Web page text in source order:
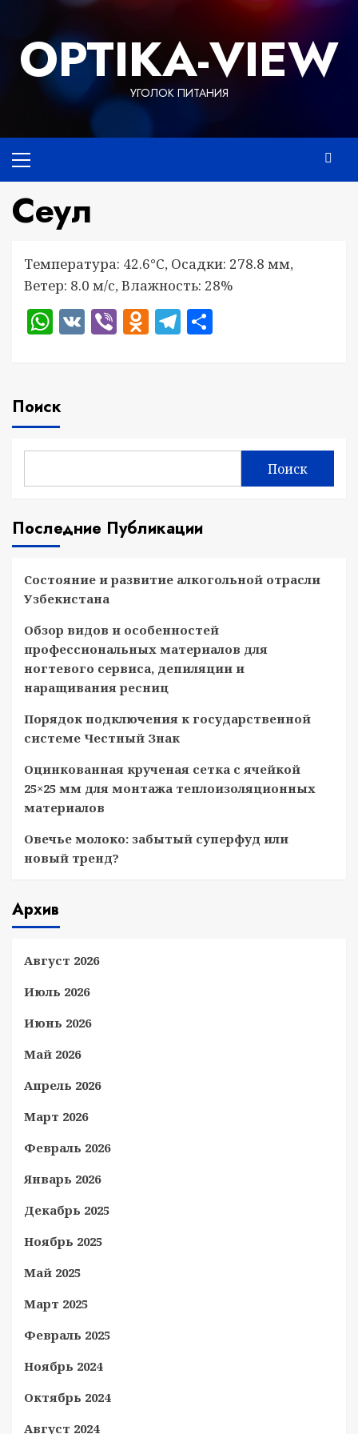
содержимому
OPTIKA-VIEW
УГОЛОК ПИТАНИЯ
меню
Сеул
Температура: 42.6°C, Осадки: 278.8 мм,
Ветер: 8.0 м/с, Влажность: 28%
WhatsApp
VKViberOdnoklassniki
Telegram
Поиск
Поиск
Последние Публикации
Состояние и развитие алкогольной отрасли
Узбекистана
Обзор видов и особенностей
профессиональных материалов для
ногтевого сервиса, депиляции и
наращивания ресниц
Порядок подключения к государственной
системе Честный Знак
Оцинкованная крученая сетка с ячейкой
25×25 мм для монтажа теплоизоляционных
материалов
Овечье молоко: забытый суперфуд или
новый тренд?
Архив
Август 2026
Июль 2026
Июнь 2026
Май 2026
Апрель 2026
Март 2026
Февраль 2026
Январь 2026
Декабрь 2025
Ноябрь 2025
Май 2025
Март 2025
Февраль 2025
Ноябрь 2024
Октябрь 2024
Август 2024